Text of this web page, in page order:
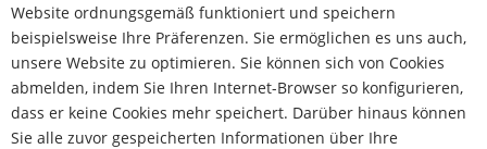
Website ordnungsgemäß funktioniert und speichern
beispielsweise Ihre Präferenzen. Sie ermöglichen es uns auch,
unsere Website zu optimieren. Sie können sich von Cookies
abmelden, indem Sie Ihren Internet-Browser so konfigurieren,
dass er keine Cookies mehr speichert. Darüber hinaus können
Sie alle zuvor gespeicherten Informationen über Ihre